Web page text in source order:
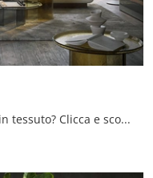
Cerchi salotti e divani Tonin Casa in tessuto? Clicca e scopri di più sul modello Domus per spazi design.